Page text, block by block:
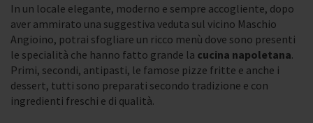
In un locale elegante, moderno e sempre accogliente, dopo
aver ammirato una suggestiva veduta sul vicino Maschio
Angioino, potrai sfogliare un ricco menù dove sono presenti
le specialità che hanno fatto grande la cucina napoletana.
Primi, secondi, antipasti, le famose pizze fritte e anche i
dessert, tutti sono preparati secondo tradizione e con
ingredienti freschi e di qualità.